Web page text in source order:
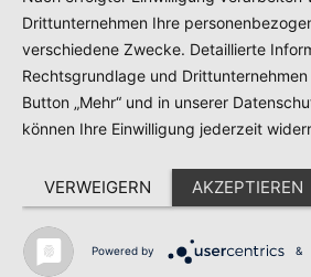
Jetzt
Drittunternehmen Ihre
verschiedene Zwecke. Detaillierte
Rechtsgrundlage und
Button „Mehr“ und in unserer
können Ihre Einwilligung jederzeit
VERWEIGERN AKZEPTIEREN
Powered by &